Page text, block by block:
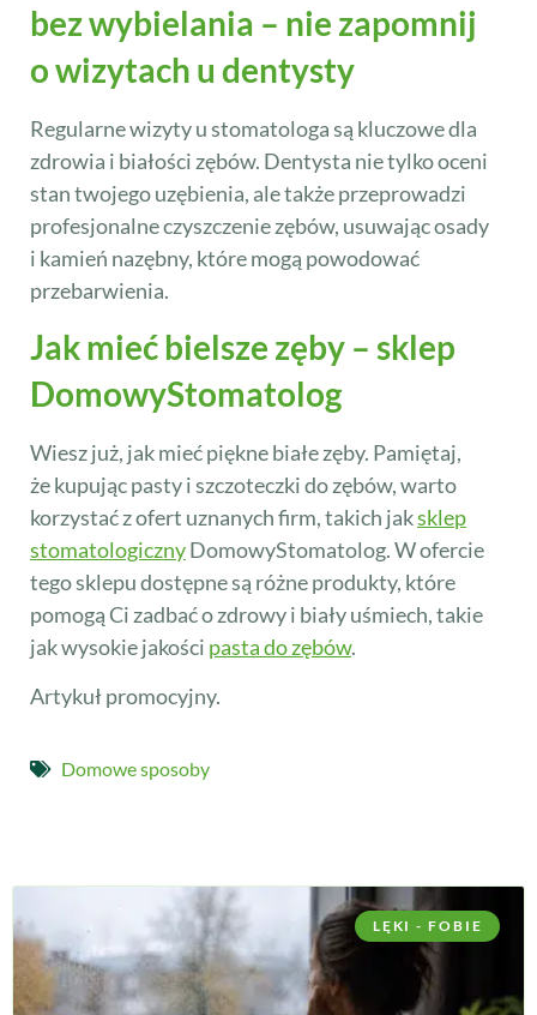
bez wybielania – nie zapomnij
o wizytach u dentysty
Regularne wizyty u stomatologa są kluczowe dla
zdrowia i białości zębów. Dentysta nie tylko oceni
stan twojego uzębienia, ale także przeprowadzi
profesjonalne czyszczenie zębów, usuwając osady
i kamień nazębny, które mogą powodować
przebarwienia.
Jak mieć bielsze zęby – sklep
DomowyStomatolog
Wiesz już, jak mieć piękne białe zęby. Pamiętaj,
że kupując pasty i szczoteczki do zębów, warto
korzystać z ofert uznanych firm, takich jaksklep
stomatologicznyDomowyStomatolog. W ofercie
tego sklepu dostępne są różne produkty, które
pomogą Ci zadbać o zdrowy i biały uśmiech, takie
jak wysokie jakości pasta do zębów.
Artykuł promocyjny.
Domowe sposoby
LĘKI - FOBIE